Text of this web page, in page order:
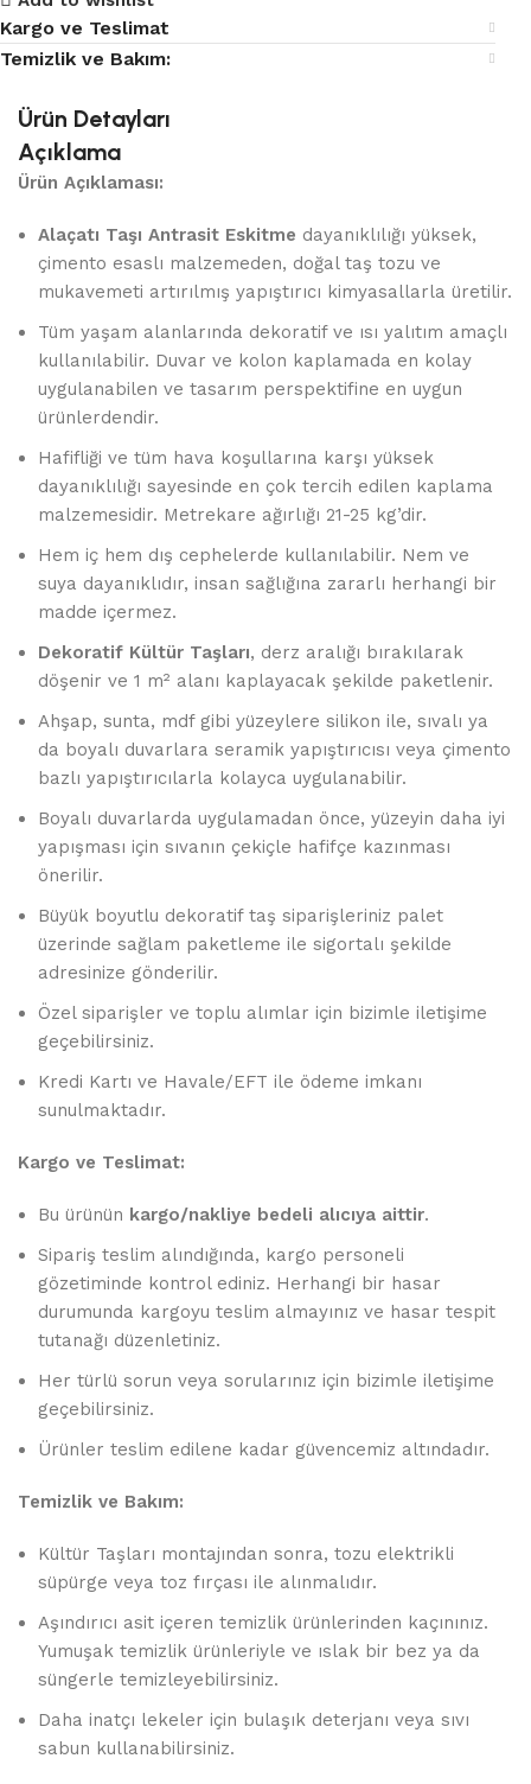
Kargo ve Teslimat
Temizlik ve Bakım:
Ürün Detayları
Açıklama
Ürün Açıklaması:
Alaçatı Taşı Antrasit Eskitme dayanıklılığı yüksek,
çimento esaslı malzemeden, doğal taş tozu ve
mukavemeti artırılmış yapıştırıcı kimyasallarla üretilir.
Tüm yaşam alanlarında dekoratif ve ısı yalıtım amaçlı
kullanılabilir. Duvar ve kolon kaplamada en kolay
uygulanabilen ve tasarım perspektifine en uygun
ürünlerdendir.
Hafifliği ve tüm hava koşullarına karşı yüksek
dayanıklılığı sayesinde en çok tercih edilen kaplama
malzemesidir. Metrekare ağırlığı 21-25 kg’dir.
Hem iç hem dış cephelerde kullanılabilir. Nem ve
suya dayanıklıdır, insan sağlığına zararlı herhangi bir
madde içermez.
Dekoratif Kültür Taşları, derz aralığı bırakılarak
döşenir ve 1 m² alanı kaplayacak şekilde paketlenir.
Ahşap, sunta, mdf gibi yüzeylere silikon ile, sıvalı ya
da boyalı duvarlara seramik yapıştırıcısı veya çimento
bazlı yapıştırıcılarla kolayca uygulanabilir.
Boyalı duvarlarda uygulamadan önce, yüzeyin daha iyi
yapışması için sıvanın çekiçle hafifçe kazınması
önerilir.
Büyük boyutlu dekoratif taş siparişleriniz palet
üzerinde sağlam paketleme ile sigortalı şekilde
adresinize gönderilir.
Özel siparişler ve toplu alımlar için bizimle iletişime
geçebilirsiniz.
Kredi Kartı ve Havale/EFT ile ödeme imkanı
sunulmaktadır.
Kargo ve Teslimat:
Bu ürünün kargo/nakliye bedeli alıcıya aittir.
Sipariş teslim alındığında, kargo personeli
gözetiminde kontrol ediniz. Herhangi bir hasar
durumunda kargoyu teslim almayınız ve hasar tespit
tutanağı düzenletiniz.
Her türlü sorun veya sorularınız için bizimle iletişime
geçebilirsiniz.
Ürünler teslim edilene kadar güvencemiz altındadır.
Temizlik ve Bakım:
Kültür Taşları montajından sonra, tozu elektrikli
süpürge veya toz fırçası ile alınmalıdır.
Aşındırıcı asit içeren temizlik ürünlerinden kaçınınız.
Yumuşak temizlik ürünleriyle ve ıslak bir bez ya da
süngerle temizleyebilirsiniz.
Daha inatçı lekeler için bulaşık deterjanı veya sıvı
sabun kullanabilirsiniz.